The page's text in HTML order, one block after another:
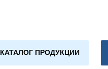
КАТАЛОГ ПРОДУКЦИИ